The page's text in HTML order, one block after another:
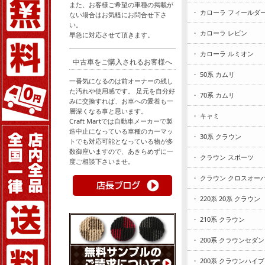
また、お客様ご希望の車種の掲載が
ない場合はお気軽にお問合せ下さ
い。
早急に対応させて頂きます。
中古車をご購入されるお客様へ
一番気になるのは前オーナーの残し
た汚れや使用感です。 足元を自分好
みに交換すれば、お車への愛着も一
層深くなる事と思います。
Craft Martでは自動車メーカーで製
造中止になっている車種のカーマッ
トでも対応可能となっている物が多
数御座いますので、あきらめずに一
度ご相談下さいませ。
・ カローラ フィールダ
・ カローラ レビン
・ カローラ ルミオン
・ 50系 カムリ
・ 70系 カムリ
・ キャミ
・ 30系 クラウン
・ クラウン スポーツ
・ クラウン クロスオー
・ 220系 20系 クラウン
・ 210系 クラウン
・ 200系 クラウンセダン
・ 200系 クラウンハイ